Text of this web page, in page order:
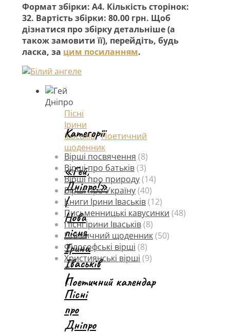
Формат збірки: А4. Кількість сторінок:
32. Вартість збірки: 80.00 грн. Щоб
дізнатися про збірку детальніше (а
також замовити її), перейдіть, будь
ласка, за цим посиланням.
Пісні
Ірини
Іваськів,Поетичний
щоденник
«Гей,
Дніпро!»
|
Нова
пісня
Ірини
Іваськів
|
Пісні
про
Дніпро
Категорії
Вірші посвячення (8)
Вірші про батьків(3)
Вірші про природу(14)
Вірші про Україну(40)
Книги Ірини Іваськів(12)
Письменницькі кавусинки (48)
Пісні Ірини Іваськів(8)
Поетичний щоденник(50)
Філософські вірші (8)
Християнські вірші (9)
Поетичний календар